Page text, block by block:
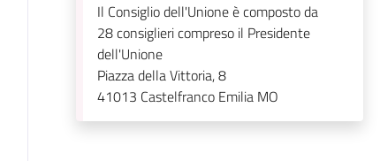
Il Consiglio dell'Unione è composto da
28 consiglieri compreso il Presidente
dell'Unione
Piazza della Vittoria, 8
41013 Castelfranco Emilia MO